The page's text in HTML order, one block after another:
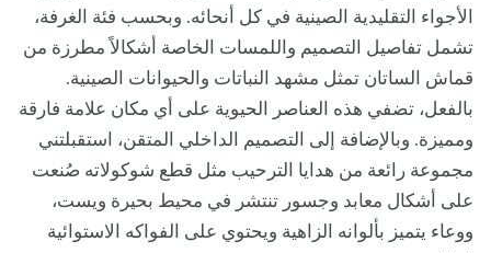
الأجواء التقليدية الصينية في كل أنحائه. وبحسب فئة الغرفة،
تشمل تفاصيل التصميم واللمسات الخاصة أشكالاً مطرزة من
قماش الساتان تمثل مشهد النباتات والحيوانات الصينية.
بالفعل، تضفي هذه العناصر الحيوية على أي مكان علامة فارقة
ومميزة. وبالإضافة إلى التصميم الداخلي المتقن، استقبلتني
مجموعة رائعة من هدايا الترحيب مثل قطع شوكولاته صُنعت
على أشكال معابد وجسور تنتشر في محيط بحيرة ويست،
ووعاء يتميز بألوانه الزاهية ويحتوي على الفواكه الاستوائية